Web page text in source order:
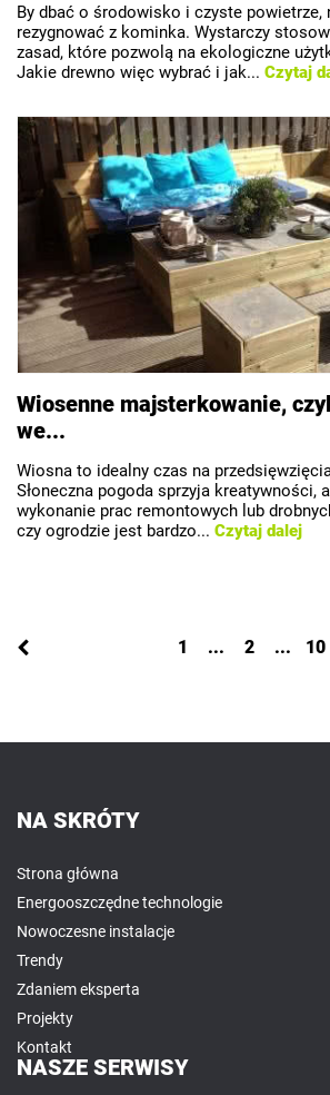
By dbać o środowisko i czyste powietrze,
rezygnować z kominka. Wystarczy
zasad, które pozwolą na ekologiczne
Jakie drewno więc wybrać i jak... Czytaj
Wiosenne majsterkowanie,
we...
Wiosna to idealny czas na
Słoneczna pogoda sprzyja kreatywności,
wykonanie prac remontowych lub
czy ogrodzie jest bardzo... Czytaj dalej
1 ... 2 ... 10
NA SKRÓTY
Strona główna
Energooszczędne technologie
Nowoczesne instalacje
Trendy
Zdaniem eksperta
Projekty
Kontakt
NASZE SERWISY